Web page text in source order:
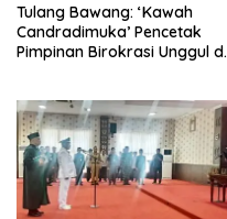
Tulang Bawang: ‘Kawah
Candradimuka’ Pencetak
Pimpinan Birokrasi Unggul di